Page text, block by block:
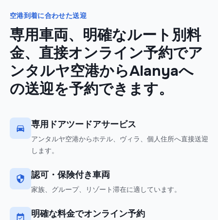
空港到着に合わせた送迎
専用車両、明確なルート別料
金、直接オンライン予約でア
ンタルヤ空港からAlanyaへ
の送迎を予約できます。
専用ドアツードアサービス
アンタルヤ空港からホテル、ヴィラ、個人住所へ直接送迎
します。
認可・保険付き車両
家族、グループ、リゾート滞在に適しています。
明確な料金でオンライン予約